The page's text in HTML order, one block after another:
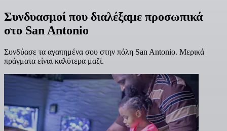
Συνδυασμοί που διαλέξαμε προσωπικά
στο San Antonio
Συνδύασε τα αγαπημένα σου στην πόλη San Antonio. Μερικά
πράγματα είναι καλύτερα μαζί.